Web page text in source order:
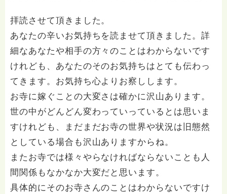
拝読させて頂きました。
あなたの辛いお気持ちを読ませて頂きました。詳
細なあなたや相手の方々のことはわからないです
けれども、あなたのそのお気持ちはとても伝わっ
てきます。お気持ち心よりお察しします。
お寺に嫁ぐことの大変さは確かに沢山あります。
世の中がどんどん変わっていっているとは思いま
すけれども、まだまだお寺の世界や状況は旧態然
としている場合も沢山ありますからね。
またお寺では様々やらなければならないことも人
間関係もなかなか大変だと思います。
具体的にそのお寺さんのことはわからないですけ